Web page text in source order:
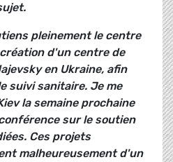
pleinement le centre
d'un centre de
en Ukraine, afin
suivi sanitaire. Je me
la semaine prochaine
sur le soutien
Ces projets
malheureusement d'un